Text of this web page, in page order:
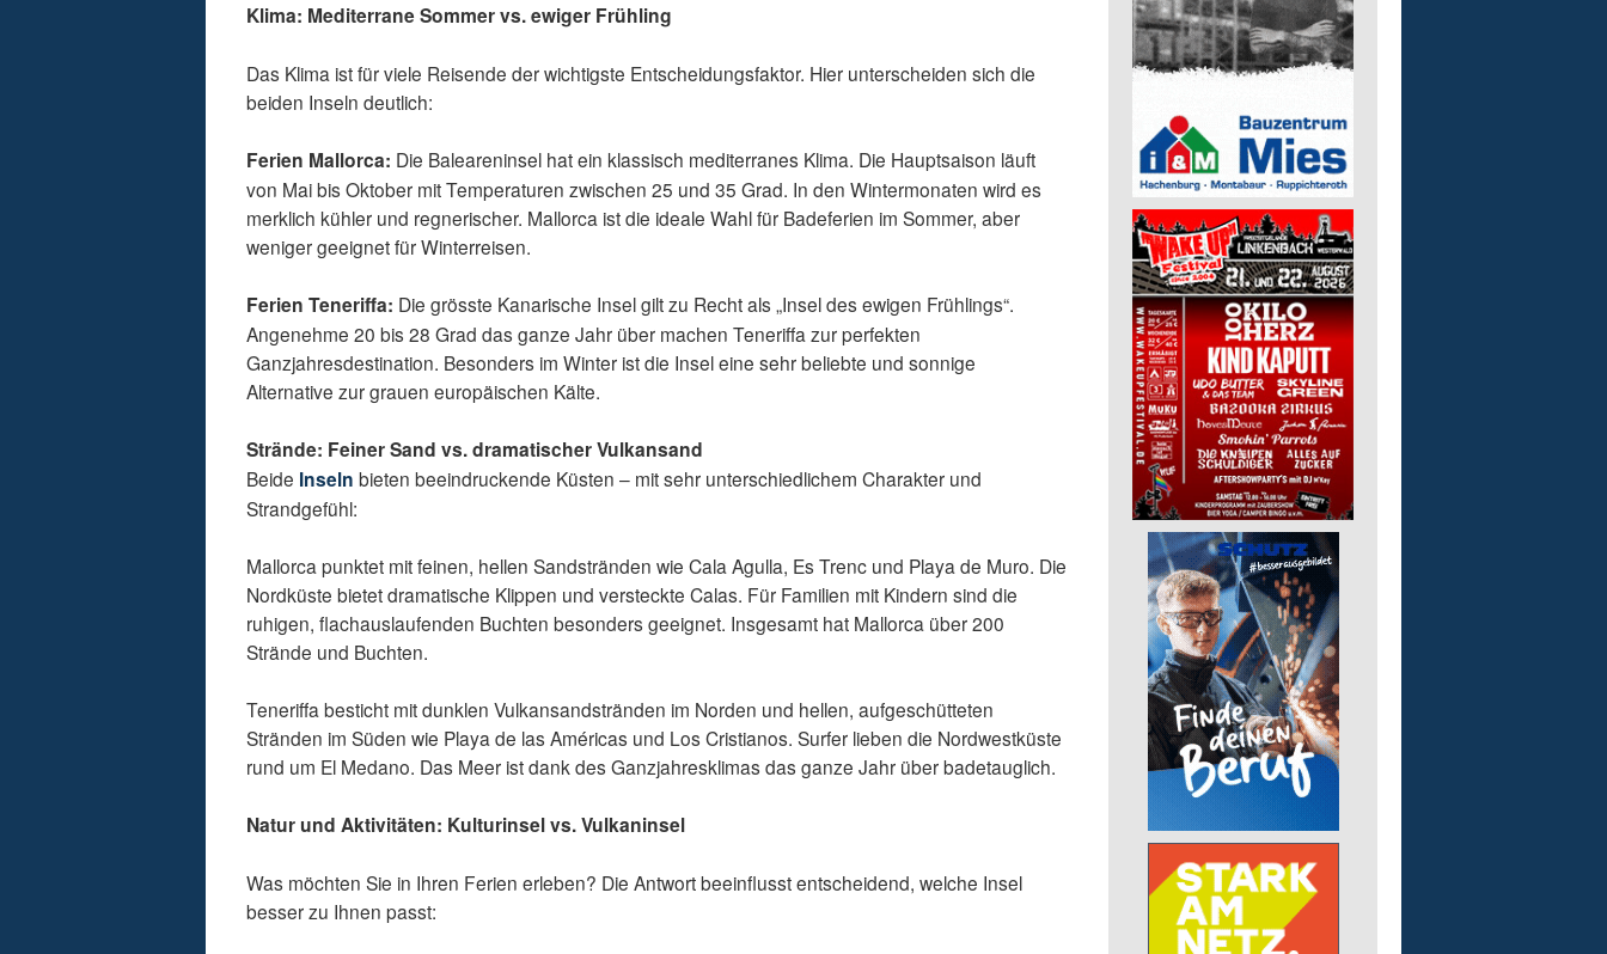
Klima: Mediterrane Sommer vs. ewiger Frühling
Das Klima ist für viele Reisende der wichtigste Entscheidungsfaktor. Hier unterscheiden sich die
beiden Inseln deutlich:
Ferien Mallorca: Die Baleareninsel hat ein klassisch mediterranes Klima. Die Hauptsaison läuft
von Mai bis Oktober mit Temperaturen zwischen 25 und 35 Grad. In den Wintermonaten wird es
merklich kühler und regnerischer. Mallorca ist die ideale Wahl für Badeferien im Sommer, aber
weniger geeignet für Winterreisen.
Ferien Teneriffa: Die grösste Kanarische Insel gilt zu Recht als „Insel des ewigen Frühlings“.
Angenehme 20 bis 28 Grad das ganze Jahr über machen Teneriffa zur perfekten
Ganzjahresdestination. Besonders im Winter ist die Insel eine sehr beliebte und sonnige
Alternative zur grauen europäischen Kälte.
Strände: Feiner Sand vs. dramatischer Vulkansand
Beide Inseln bieten beeindruckende Küsten – mit sehr unterschiedlichem Charakter und
Strandgefühl:
Mallorca punktet mit feinen, hellen Sandstränden wie Cala Agulla, Es Trenc und Playa de Muro. Die
Nordküste bietet dramatische Klippen und versteckte Calas. Für Familien mit Kindern sind die
ruhigen, flachauslaufenden Buchten besonders geeignet. Insgesamt hat Mallorca über 200
Strände und Buchten.
Teneriffa besticht mit dunklen Vulkansandstränden im Norden und hellen, aufgeschütteten
Stränden im Süden wie Playa de las Américas und Los Cristianos. Surfer lieben die Nordwestküste
rund um El Medano. Das Meer ist dank des Ganzjahresklimas das ganze Jahr über badetauglich.
Natur und Aktivitäten: Kulturinsel vs. Vulkaninsel
Was möchten Sie in Ihren Ferien erleben? Die Antwort beeinflusst entscheidend, welche Insel
besser zu Ihnen passt: